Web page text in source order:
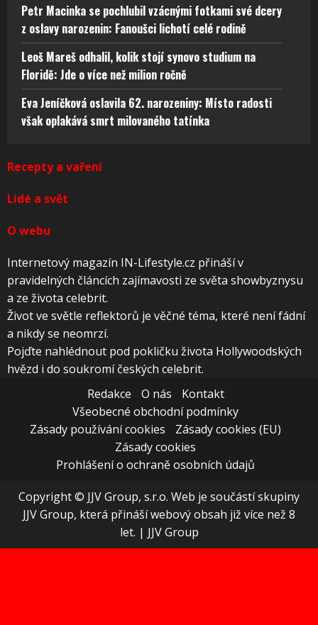
Petr Macinka se pochlubil vzácnými fotkami své dcery
z oslavy narozenin: Fanoušci lichotí celé rodině
Leoš Mareš odhalil, kolik stojí synovo studium na
Floridě: Jde o více než milion ročně
Eva Jeníčková oslavila 62. narozeniny: Místo radosti
však oplakává smrt milovaného tatínka
Recepty a vaření
Lidé a svět
O webu
Internetový magazín IN-Lifestyle.cz přináší v
pravidelných článcích zajímavosti ze světa showbyznysu
a ze života celebrit.
Život ve světle reflektorů je věčné téma, které není fádní
a nikdy se neomrzí.
Pojďte nahlédnout pod pokličku života Hollywoodských
hvězd i do soukromí českých celebrit.
Redakce
O nás
Kontakt
Všeobecné obchodní podmínky
Zásady používání cookies
Zásady cookies (EU)
Zásady cookies
Prohlášení o ochraně osobních údajů
Copyright © JJV Group, s.r.o. Web je součástí skupiny
JJV Group, která přináší webový obsah již více než 8
let. | JJV Group